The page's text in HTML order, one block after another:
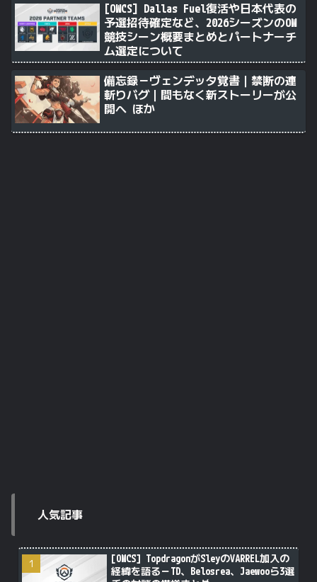
[OWCS] Dallas Fuel復活や日本代表の
予選招待確定など、2026シーズンのOW
競技シーン概要まとめとパートナーチ
ム選定について
備忘録－ヴェンデッタ覚書｜禁断の連
斬りバグ｜間もなく新ストーリーが公
開へ ほか
人気記事
[OWCS] TopdragonがSleyのVARREL加入の
経緯を語る－TD、Belosrea、Jaewooら3選